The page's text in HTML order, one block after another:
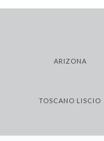
ARIZONA
TOSCANO LISCIO